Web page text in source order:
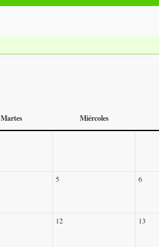
Martes Miércoles
5 6
12 13